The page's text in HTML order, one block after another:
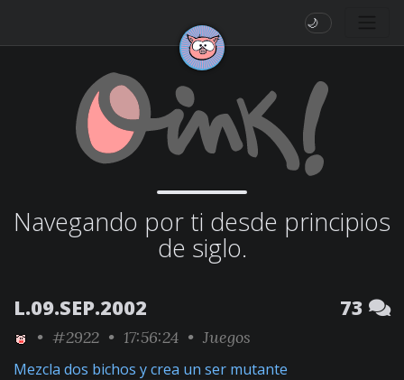
🌙
Navegando por ti desde principios
de siglo.
L.09.SEP.2002 73
• #2922 • 17:56:24 • Juegos
Mezcla dos bichos y crea un ser mutante